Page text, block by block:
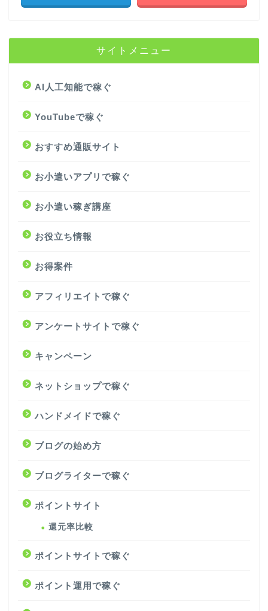
サイトメニュー
AI人工知能で稼ぐ
YouTubeで稼ぐ
おすすめ通販サイト
お小遣いアプリで稼ぐ
お小遣い稼ぎ講座
お役立ち情報
お得案件
アフィリエイトで稼ぐ
アンケートサイトで稼ぐ
キャンペーン
ネットショップで稼ぐ
ハンドメイドで稼ぐ
ブログの始め方
ブログライターで稼ぐ
ポイントサイト
還元率比較
ポイントサイトで稼ぐ
ポイント運用で稼ぐ